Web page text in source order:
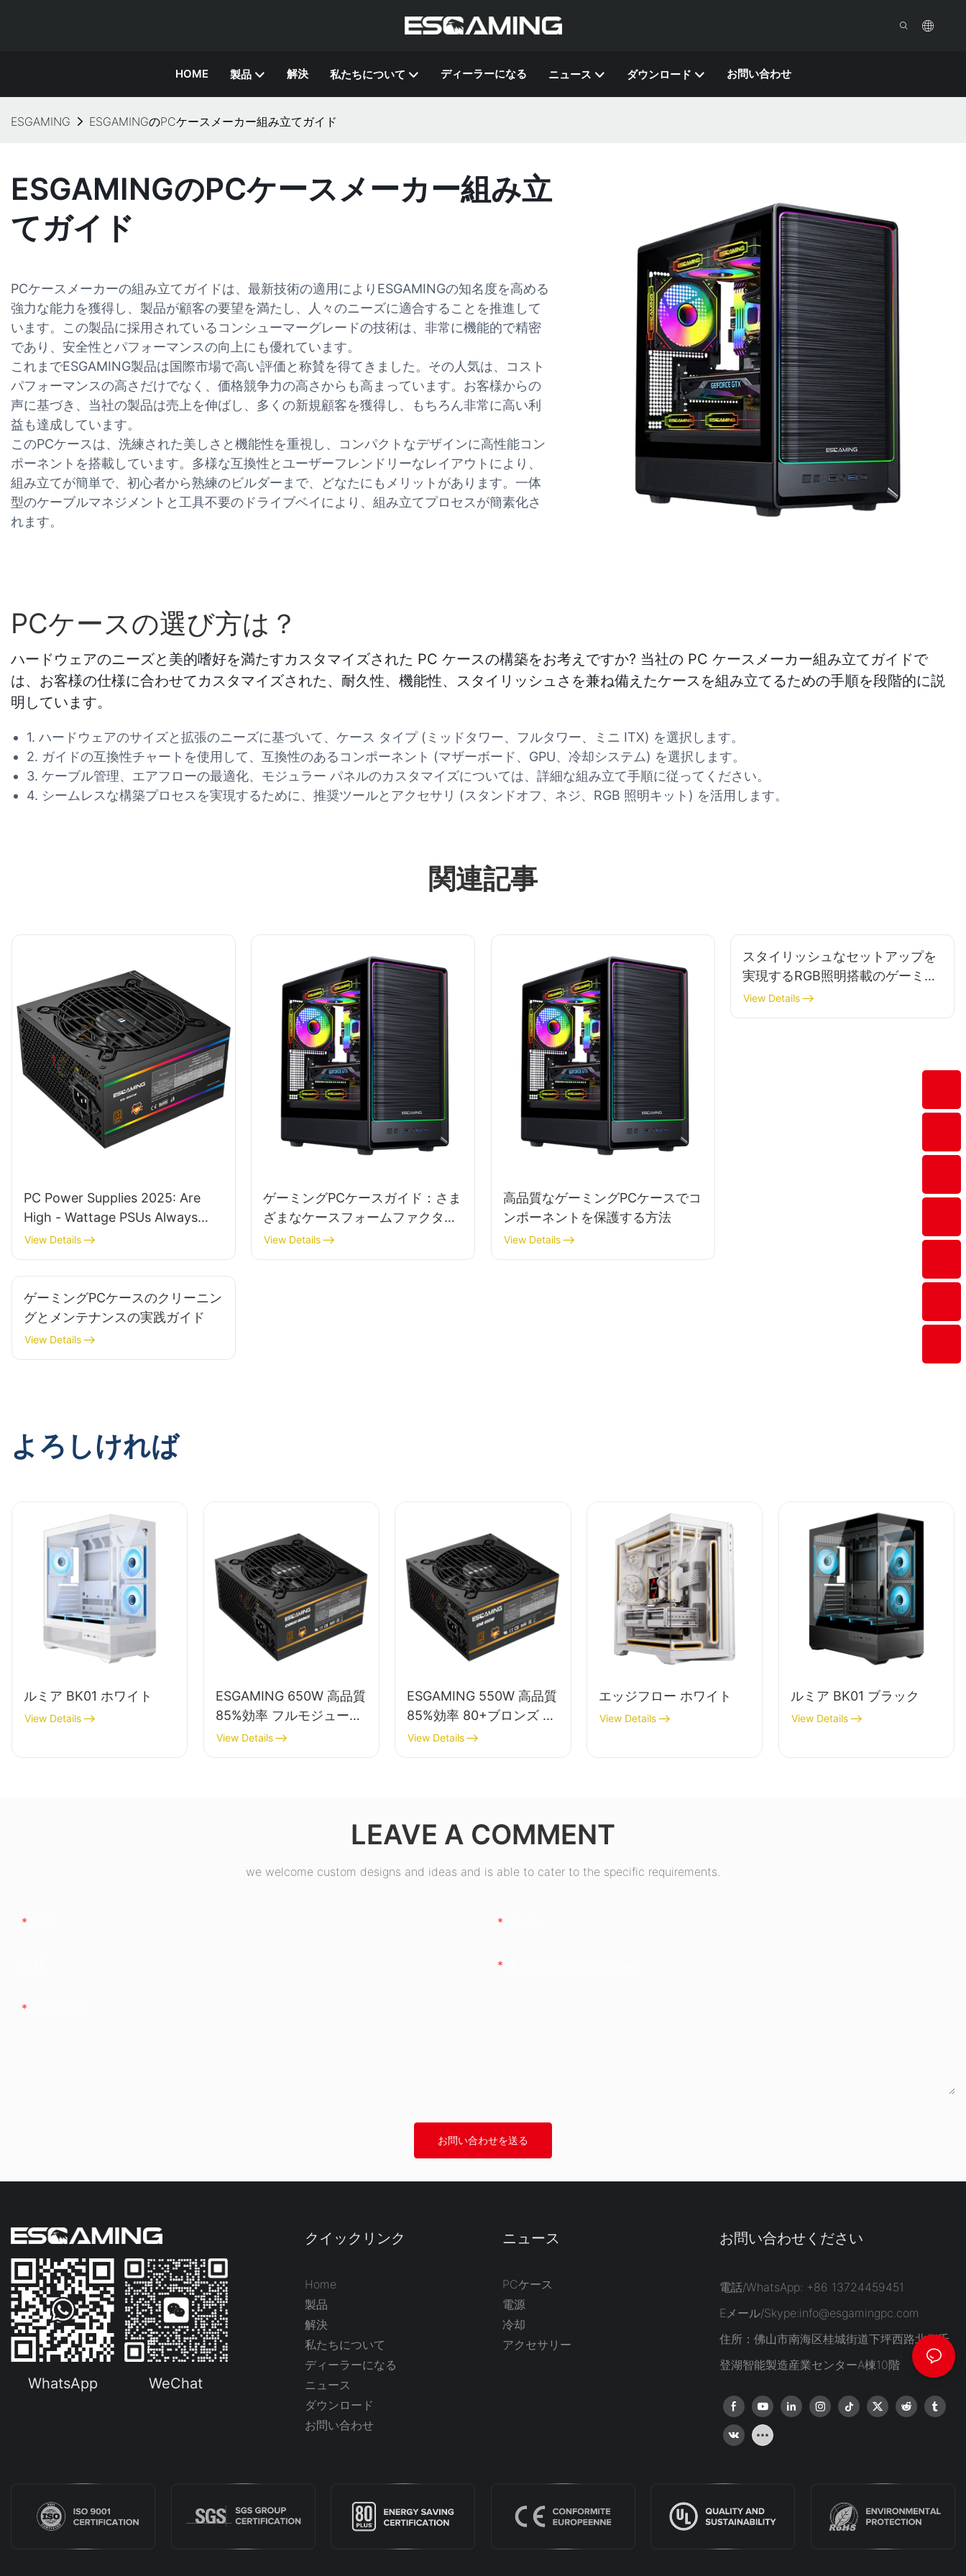
HOME 製品 解決 私たちについて ディーラーになる ニュース ダウンロード お問い合わせ
ESGAMING ESGAMINGのPCケースメーカー組み立てガイド
ESGAMINGのPCケースメーカー組み立
てガイド
PCケースメーカーの組み立てガイドは、最新技術の適用によりESGAMINGの知名度を高める
強力な能力を獲得し、製品が顧客の要望を満たし、人々のニーズに適合することを推進して
います。この製品に採用されているコンシューマーグレードの技術は、非常に機能的で精密
であり、安全性とパフォーマンスの向上にも優れています。
これまでESGAMING製品は国際市場で高い評価と称賛を得てきました。その人気は、コスト
パフォーマンスの高さだけでなく、価格競争力の高さからも高まっています。お客様からの
声に基づき、当社の製品は売上を伸ばし、多くの新規顧客を獲得し、もちろん非常に高い利
益も達成しています。
このPCケースは、洗練された美しさと機能性を重視し、コンパクトなデザインに高性能コン
ポーネントを搭載しています。多様な互換性とユーザーフレンドリーなレイアウトにより、
組み立てが簡単で、初心者から熟練のビルダーまで、どなたにもメリットがあります。一体
型のケーブルマネジメントと工具不要のドライブベイにより、組み立てプロセスが簡素化さ
れます。
PCケースの選び方は？
ハードウェアのニーズと美的嗜好を満たすカスタマイズされた PC ケースの構築をお考えですか? 当社の PC ケースメーカー組み立てガイドで
は、お客様の仕様に合わせてカスタマイズされた、耐久性、機能性、スタイリッシュさを兼ね備えたケースを組み立てるための手順を段階的に説
明しています。
1. ハードウェアのサイズと拡張のニーズに基づいて、ケース タイプ (ミッドタワー、フルタワー、ミニ ITX) を選択します。
2. ガイドの互換性チャートを使用して、互換性のあるコンポーネント (マザーボード、GPU、冷却システム) を選択します。
3. ケーブル管理、エアフローの最適化、モジュラー パネルのカスタマイズについては、詳細な組み立て手順に従ってください。
4. シームレスな構築プロセスを実現するために、推奨ツールとアクセサリ (スタンドオフ、ネジ、RGB 照明キット) を活用します。
関連記事
PC Power Supplies 2025: Are
High - Wattage PSUs Always
The Best Choice For Your PC?
View Details
ゲーミングPCケースガイド：さま
ざまなケースフォームファクター
を理解する
View Details
高品質なゲーミングPCケースでコ
ンポーネントを保護する方法
View Details
スタイリッシュなセットアップを
実現するRGB照明搭載のゲーミン
グPCケースのおすすめ
View Details
ゲーミングPCケースのクリーニン
グとメンテナンスの実践ガイド
View Details
よろしければ
ルミア BK01 ホワイト
View Details
ESGAMING 650W 高品質
85%効率 フルモジュール
80+ブロンズ デスクトッ
プPC電源ユニット
View Details
ESGAMING 550W 高品質
85%効率 80+ブロンズ デ
スクトップPC電源ユニッ
ト ESB550W
View Details
エッジフロー ホワイト
View Details
ルミア BK01 ブラック
View Details
LEAVE A COMMENT
we welcome custom designs and ideas and is able to cater to the specific requirements.
お問い合わせを送る
WhatsApp WeChat
クイックリンク
Home
製品
解決
私たちについて
ディーラーになる
ニュース
ダウンロード
お問い合わせ
ニュース
PCケース
電源
冷却
アクセサリー
お問い合わせください
電話/WhatsApp: +86 13724459451
Eメール/Skype:info@esgamingpc.com
住所：佛山市南海区桂城街道下坪西路北側千
登湖智能製造産業センターA棟10階